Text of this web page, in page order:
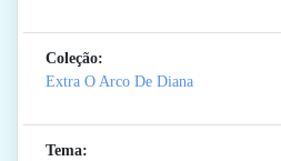
Coleção:
Extra O Arco De Diana
Tema: